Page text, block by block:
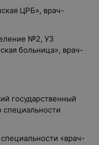
ЦРБ», врач-
№2, УЗ
больница», врач-
государственный
специальности
«врач-